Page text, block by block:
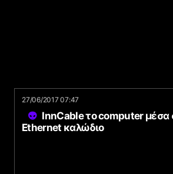
27/06/2017 07:47
InnCable το computer μέσα
Ethernet καλώδιο